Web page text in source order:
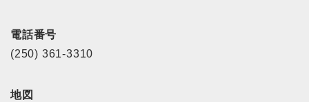
電話番号
(250) 361-3310
地図